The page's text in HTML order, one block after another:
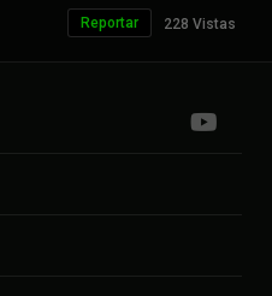
228 Vistas
Reportar